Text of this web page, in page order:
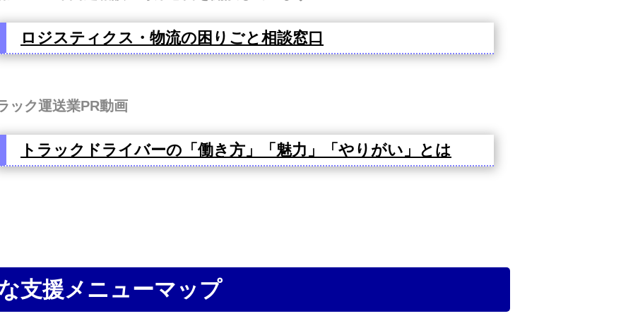
ロジスティクス・物流の困りごと相談窓口
ック運送業PR動画
トラックドライバーの「働き方」「魅力」「やりがい」とは
支援メニューマップ